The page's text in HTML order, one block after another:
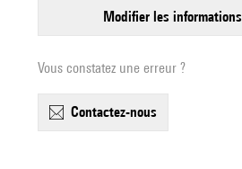
modifier les informations
Vous constatez une erreur ?
contactez-nous